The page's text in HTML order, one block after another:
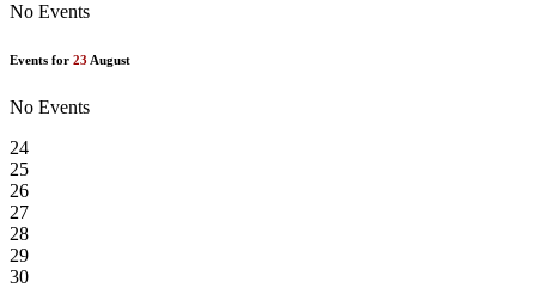
No Events
Events for 23 August
No Events
24
25
26
27
28
29
30